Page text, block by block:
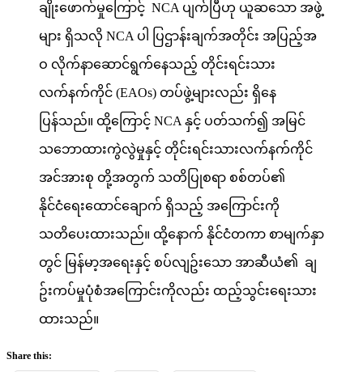
ချိုးဖောက်မှုကြောင့် NCA ပျက်ပြီဟု ယူဆသော အဖွဲ့
များ ရှိသလို NCA ပါ ပြဌာန်းချက်အတိုင်း အပြည့်အ
ဝ လိုက်နာဆောင်ရွက်နေသည့် တိုင်းရင်းသား
လက်နက်ကိုင် (EAOs) တပ်ဖွဲ့များလည်း ရှိနေ
ပြန်သည်။ ထို့ကြောင့် NCA နှင့် ပတ်သက်၍ အမြင်
သဘောထားကွဲလွဲမှုနှင့် တိုင်းရင်းသားလက်နက်ကိုင်
အင်အားစု တို့အတွက် သတိပြုစရာ စစ်တပ်၏
နိုင်ငံရေးထောင်ချောက် ရှိသည့် အကြောင်းကို
သတိပေးထားသည်။ ထို့နောက် နိုင်ငံတကာ စာမျက်နှာ
တွင် မြန်မာ့အရေးနှင့် စပ်လျဥ်းသော အာဆီယံ၏ ချ
ဥ်းကပ်မှုပုံစံအကြောင်းကိုလည်း ထည့်သွင်းရေးသား
ထားသည်။
Share this: